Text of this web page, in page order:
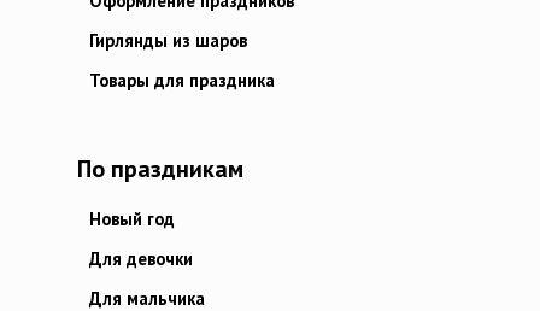
Гирлянды из шаров
Товары для праздника
По праздникам
Новый год
Для девочки
Для мальчика